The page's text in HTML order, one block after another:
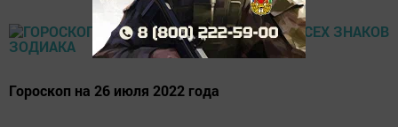
Гороскоп на 26 июля 2022 года